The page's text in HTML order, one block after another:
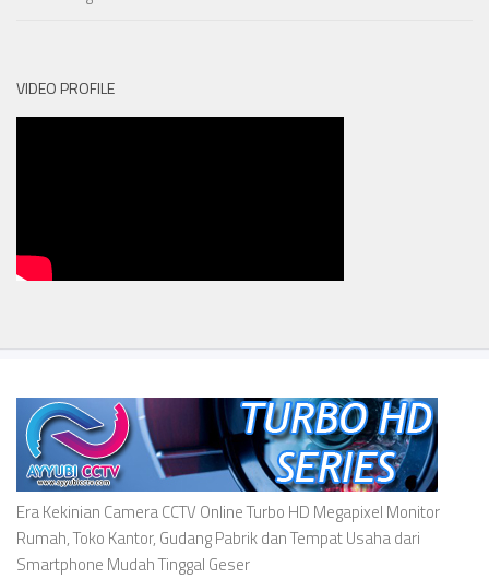
VIDEO PROFILE
Era Kekinian Camera CCTV Online Turbo HD Megapixel Monitor
Rumah, Toko Kantor, Gudang Pabrik dan Tempat Usaha dari
Smartphone Mudah Tinggal Geser